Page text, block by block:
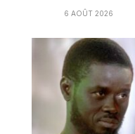
6 AOÛT 2026